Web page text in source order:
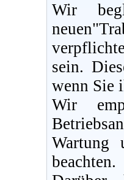
Wir
sein.
wenn Sie
Wir
Wartung
beachten.